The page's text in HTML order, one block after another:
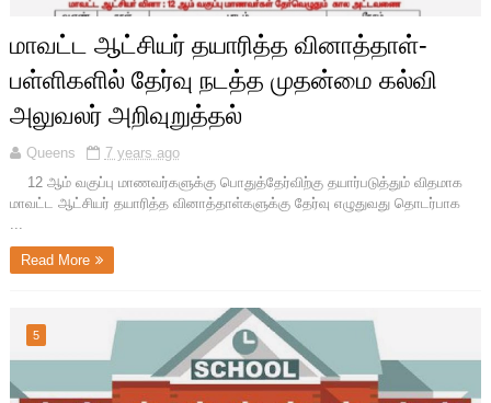
மாவட்ட ஆட்சியர் தயாரித்த வினாத்தாள்-
பள்ளிகளில் தேர்வு நடத்த முதன்மை கல்வி
அலுவலர் அறிவுறுத்தல்
Queens
7 years ago
12 ஆம் வகுப்பு மாணவர்களுக்கு பொதுத்தேர்விற்கு தயார்படுத்தும் விதமாக
மாவட்ட ஆட்சியர் தயாரித்த வினாத்தாள்களுக்கு தேர்வு எழுதுவது தொடர்பாக
...
Read More
5